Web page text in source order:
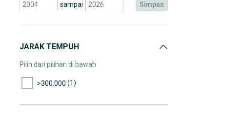
sampai simpan
JARAK TEMPUH
Pilih dari pilihan di bawah
>300.000 (1)